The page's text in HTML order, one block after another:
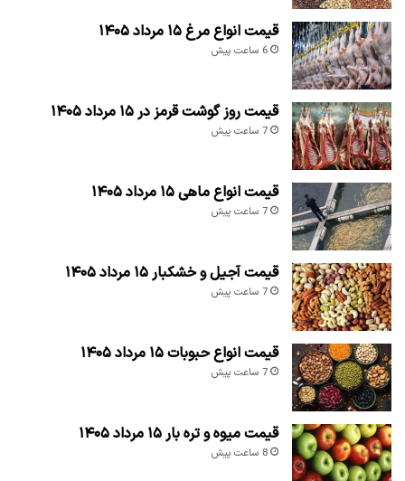
قیمت انواع مرغ ۱۵ مرداد ۱۴۰۵
6 ساعت پیش
قیمت روز گوشت قرمز در ۱۵ مرداد ۱۴۰۵
7 ساعت پیش
قیمت انواع ماهی ۱۵ مرداد ۱۴۰۵
7 ساعت پیش
قیمت آجیل و خشکبار ۱۵ مرداد ۱۴۰۵
7 ساعت پیش
قیمت انواع حبوبات ۱۵ مرداد ۱۴۰۵
7 ساعت پیش
قیمت میوه و تره بار ۱۵ مرداد ۱۴۰۵
8 ساعت پیش